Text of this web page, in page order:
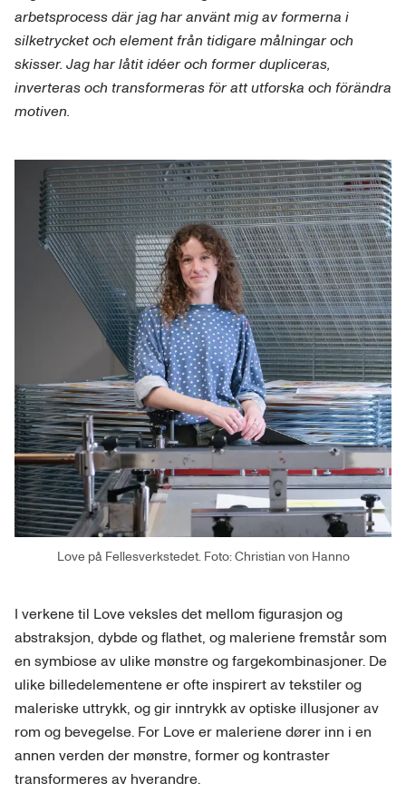
arbetsprocess där jag har använt mig av formerna i
silketrycket och element från tidigare målningar och
skisser. Jag har låtit idéer och former dupliceras,
inverteras och transformeras för att utforska och förändra
motiven.
Love på Fellesverkstedet. Foto: Christian von Hanno
I verkene til Love veksles det mellom figurasjon og
abstraksjon, dybde og flathet, og maleriene fremstår som
en symbiose av ulike mønstre og fargekombinasjoner. De
ulike billedelementene er ofte inspirert av tekstiler og
maleriske uttrykk, og gir inntrykk av optiske illusjoner av
rom og bevegelse. For Love er maleriene dører inn i en
annen verden der mønstre, former og kontraster
transformeres av hverandre.